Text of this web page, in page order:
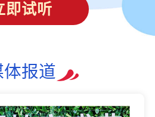
即试听
体报道